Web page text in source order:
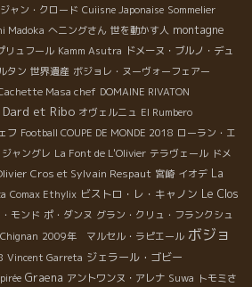
ジャン・クロード Cuiisne Japonaise Sommelier
Madoka へニングさん 世を動かす人 montagne
リュフール Kamm Asutra ドメーヌ・ブルノ・デュ
タン 世界遺産 ボジョレ・ヌーヴォーフェアー
Masa chef DOMAINE RIVATON
Dard et Ribo オヴェルニュ El Rumbero
フ Football COUPE DE MONDE 2018 ローラン・エ
ャングレ La Font de L'Olivier テラヴェール ドメ
Cros et Sylvain Respaut 宮崎 イオデ La
Comax Ethylix ビストロ・レ・キャノン Le Clos
モンド ポ・ダンヌ グラン・クリュ・フランクシュ
2009年 マルセル・ラピエール ボジョ
Vincent Garreta ジェラール・ゴビー
Graena アントワンヌ・アレナ Suwa トモミさ